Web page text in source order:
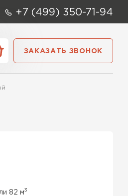
+7 (499) 350-71-94
ЗАКАЗАТЬ ЗВОНОК
82 м3